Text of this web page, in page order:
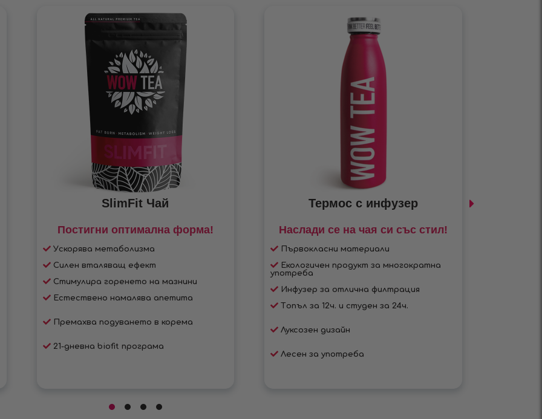
SlimFit Чай
Постигни оптимална форма!
Ускорява метаболизма
Силен вталяващ ефект
Стимулира горенето на мазнини
Естествено намалява апетита
Премахва подуването в корема
21-дневна biofit програма
Термос с инфузер
Наслади се на чая си със стил!
Първокласни материали
Екологичен продукт за многократна
употреба
Инфузер за отлична филтрация
Tопъл за 12ч. и студен за 24ч.
Луксозен дизайн
Лесен за употреба